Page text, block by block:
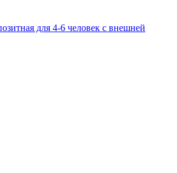
для 4-6 человек с внешней